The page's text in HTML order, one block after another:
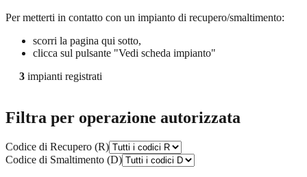
Per metterti in contatto con un impianto di recupero/smaltimento:
scorri la pagina qui sotto,
clicca sul pulsante "Vedi scheda impianto"
3 impianti registrati
Filtra per operazione autorizzata
Codice di Recupero (R)
Codice di Smaltimento (D)